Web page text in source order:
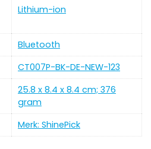
‎Lithium-ion
‎Bluetooth
‎CT007P-BK-DE-NEW-123
‎25.8 x 8.4 x 8.4 cm; 376
gram
Merk: ShinePick